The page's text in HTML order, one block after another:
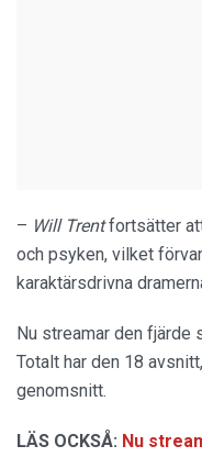
– Will Trentfortsätter
och psyken, vilket
karaktärsdrivna
Nu streamar den fjärde
Totalt har den 18
genomsnitt.
LÄS OCKSÅ: Nu